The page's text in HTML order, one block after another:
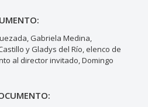
Gabriela Medina,
y Gladys del Río, elenco de
al director invitado, Domingo